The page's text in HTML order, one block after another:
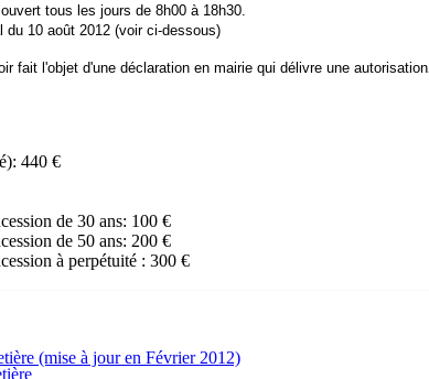
tous les jours de 8h00 à 18h30.
du 10 août 2012 (voir ci-dessous)
fait l'objet d'une déclaration en mairie qui délivre une autorisation
440 €
de 30 ans: 100 €
de 50 ans: 200 €
à perpétuité : 300 €
(mise à jour en Février 2012)